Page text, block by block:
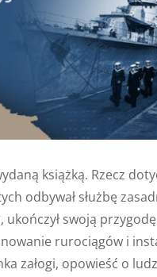
książką. Rzecz
odbywał służbę
ukończył swoją
rurociągów i
załogi, opowieść o